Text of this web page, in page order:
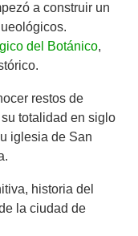
a construir un
del Botánico,
restos de
totalidad en siglo
iglesia de San
historia del
la ciudad de